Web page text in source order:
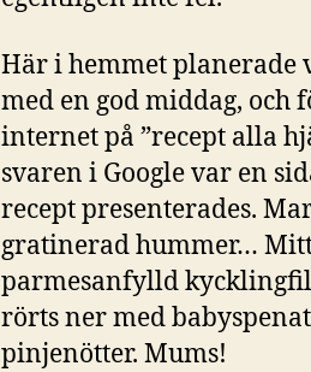
Här i hemmet planerade
med en god middag, och
internet på ”recept alla
svaren i Google var en
recept presenterades.
gratinerad hummer…
parmesanfylld
rörts ner med
pinjenötter. Mums!